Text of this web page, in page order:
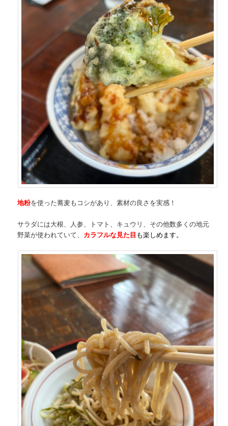
地粉を使った蕎麦もコシがあり、素材の良さを実感！
サラダには大根、人参、トマト、キュウリ、その他数多くの地元
野菜が使われていて、 カラフルな見た目 も楽しめます。